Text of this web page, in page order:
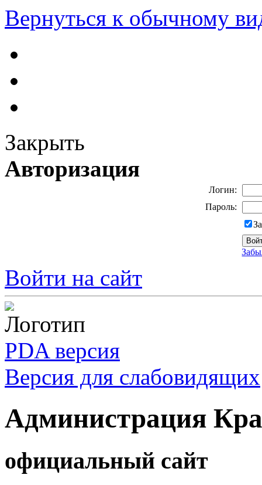
Вернуться к обычному
Закрыть
Авторизация
Логин:
Пароль:
Войти на сайт
PDA версия
Версия для слабовидящих
Администрация
официальный сайт